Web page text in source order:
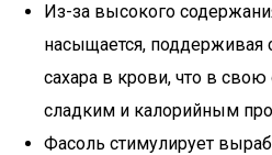
Из-за высокого
насыщается, поддерживая
сахара в крови, что в свою
сладким и калорийным
Фасоль стимулирует